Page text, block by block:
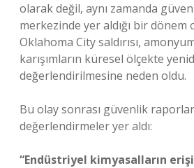
olarak değil, aynı zamanda
merkezinde yer aldığı bir dönem
Oklahoma City saldırısı,
karışımların küresel ölçekte
değerlendirilmesine neden oldu.
Bu olay sonrası güvenlik
değerlendirmeler yer aldı:
“Endüstriyel kimyasalların